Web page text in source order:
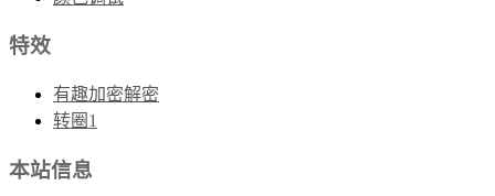
特效
有趣加密解密
转圈1
本站信息